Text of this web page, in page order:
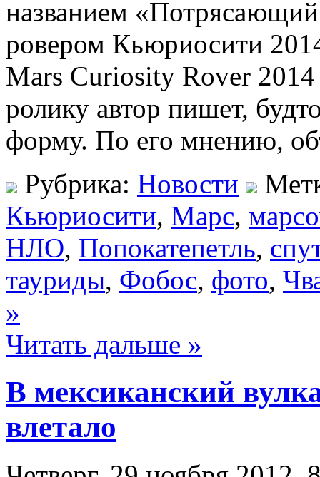
названием
ровером Кьюриосити
Mars Curiosity Rover
ролику автор пишет,
форму. По его мнению,
Рубрика: Новости
Кьюриосити, Марс,
НЛО, Попокатепетль,
тауриды, Фобос, фото,
»
Читать дальше »
В мексиканский
влетало